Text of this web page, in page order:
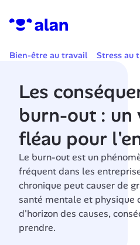
Bien-être au travail Stress au
Les
burn-out : un
fléau pour
Le burn-out est un
fréquent dans les
chronique peut causer de
santé mentale et physique
d'horizon des causes,
prendre.